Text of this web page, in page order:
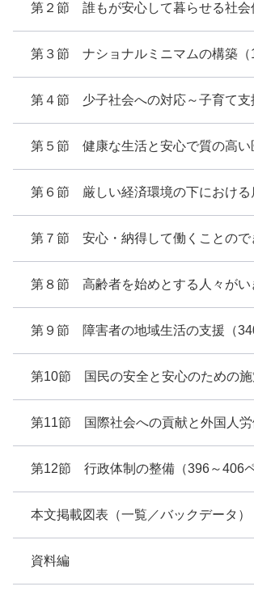
第２節 誰もが安心して暮らせる社会
第３節 ナショナルミニマムの構築（
第４節 少子社会への対応～子育て支
第５節 健康な生活と安心で質の高い
第６節 厳しい経済環境の下における
第７節 安心・納得して働くことので
第８節 高齢者を始めとする人々がい
第９節 障害者の地域生活の支援（
第10節 国民の安全と安心のための施
第11節 国際社会への貢献と外国人労
第12節 行政体制の整備（396～406
本文掲載図表（一覧／バックデータ）
資料編